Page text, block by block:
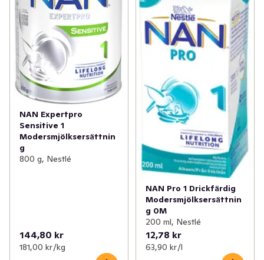
NAN Expertpro
Sensitive 1
Modersmjölksersättnin
g
800 g, Nestlé
144,80 kr
181,00 kr /kg
NAN Pro 1 Drickfärdig
Modersmjölksersättnin
g 0M
200 ml, Nestlé
12,78 kr
63,90 kr /l